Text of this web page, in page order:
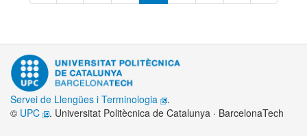
Servei de Llengües i Terminologia
.
© UPC . Universitat Politècnica de Catalunya · BarcelonaTech